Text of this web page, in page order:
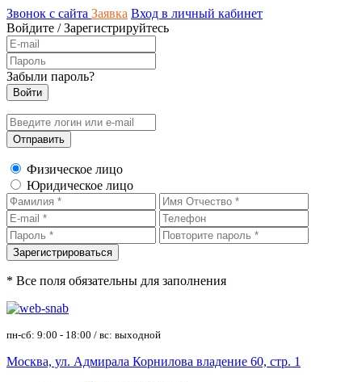
Звонок с сайта Заявка Вход в личный кабинет
Войдите /Зарегистрируйтесь
Забыли пароль?
Физическое лицо
Юридическое лицо
* Все поля обязательны для заполнения
пн-сб: 9:00 - 18:00 / вс: выходной
Москва, ул. Адмирала Корнилова владение 60, стр. 1